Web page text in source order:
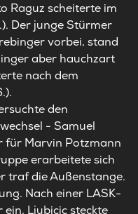
Raguz scheiterte im
Der junge Stürmer
vorbei, stand
aber hauchzart
nach dem
den
- Samuel
für Marvin Potzmann
erarbeitete sich
traf die Außenstange.
Nach einer LASK-
ein, Ljubicic steckte